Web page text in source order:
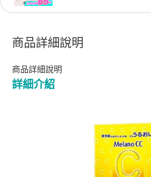
商品詳細說明
商品詳細說明
詳細介紹